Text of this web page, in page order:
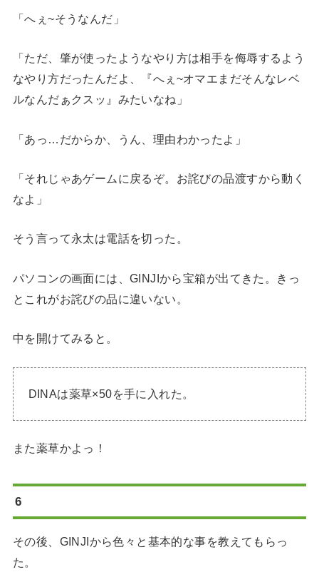
「へぇ~そうなんだ」
「ただ、肇が使ったようなやり方は相手を侮辱するよう
なやり方だったんだよ、『へぇ~オマエまだそんなレベ
ルなんだぁクスッ』みたいなね」
「あっ…だからか、うん、理由わかったよ」
「それじゃあゲームに戻るぞ。お詫びの品渡すから動く
なよ」
そう言って永太は電話を切った。
パソコンの画面には、GINJIから宝箱が出てきた。きっ
とこれがお詫びの品に違いない。
中を開けてみると。
DINAは薬草×50を手に入れた。
また薬草かよっ！
6
その後、GINJIから色々と基本的な事を教えてもらっ
た。